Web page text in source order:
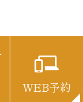
WEB予約